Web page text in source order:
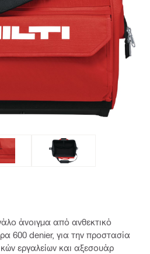
άνοιγμα από ανθεκτικό
600 denier, για την προστασία
εργαλείων και αξεσουάρ